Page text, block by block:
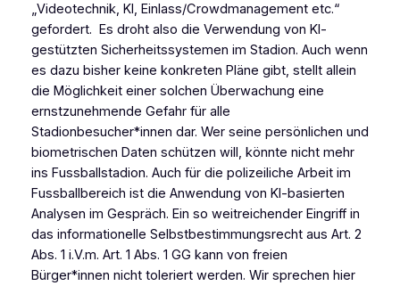
„Videotechnik, KI, Einlass/Crowdmanagement etc.“
gefordert. Es droht also die Verwendung von KI-
gestützten Sicherheitssystemen im Stadion. Auch wenn
es dazu bisher keine konkreten Pläne gibt, stellt allein
die Möglichkeit einer solchen Überwachung eine
ernstzunehmende Gefahr für alle
Stadionbesucher*innen dar. Wer seine persönlichen und
biometrischen Daten schützen will, könnte nicht mehr
ins Fussballstadion. Auch für die polizeiliche Arbeit im
Fussballbereich ist die Anwendung von KI-basierten
Analysen im Gespräch. Ein so weitreichender Eingriff in
das informationelle Selbstbestimmungsrecht aus Art. 2
Abs. 1 i.V.m. Art. 1 Abs. 1 GG kann von freien
Bürger*innen nicht toleriert werden. Wir sprechen hier